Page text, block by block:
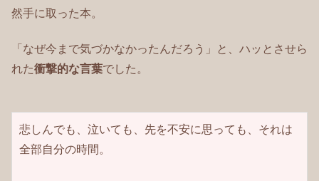
然手に取った本。
「なぜ今まで気づかなかったんだろう」と、ハッとさせら
れた衝撃的な言葉でした。
悲しんでも、泣いても、先を不安に思っても、それは
全部自分の時間。